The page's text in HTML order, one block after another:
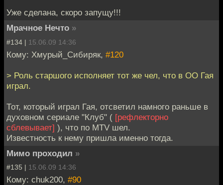
Уже сделана, скоро запущу!!!
Мрачное Нечто »
#134 | 15.06.09 14:36
Кому: Хмурый_Сибиряк, #120
> Роль старшого исполняет тот же чел, что в ОО Гая
играл.
Тот, который играл Гая, отсветил намного раньше в
духовном сериале "Клуб" ( [рефлекторно
сблевывает] ), что по MTV шел.
Известность к нему пришла именно тогда.
Мимо проходил »
#135 | 15.06.09 14:36
Кому: chuk200, #90